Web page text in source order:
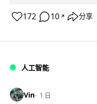
172 10 ↗ 分享
人工智能
Vin 1 日